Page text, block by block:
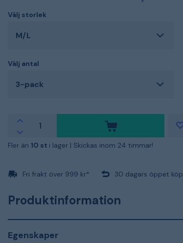
Välj storlek
M/L
Välj antal
3-pack
Fler än 10 st i lager | Skickas inom 24 timmar!
Fri frakt över 999 kr* 30 dagars öppet köp
Produktinformation
Egenskaper